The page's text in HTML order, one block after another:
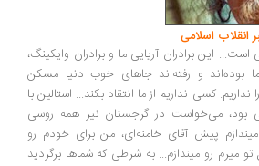
اسلامی
برادران آریایی ما و برادران وایکینگ،
و رفته‌اند جاهای خوب دنیا مسکن
نداریم از ما انتقاد بکند... استالین با
در گرجستان نیز همه روسی
پیش آقای خامنه‌ای، من برای خودم رو
رو میندازم... به شرطی که شماها برگردید